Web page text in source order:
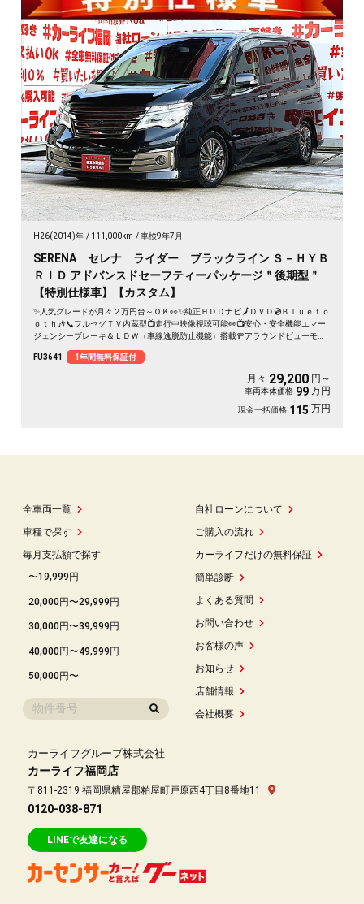
H26(2014)年 111,000km 車検9年7月
SERENA セレナ ライダー ブラックライン Ｓ－ＨＹＢ
ＲＩＤ アドバンスドセーフティーパッケージ＂後期型＂
【特別仕様車】【カスタム】
✨人気グレードが月々２万円台～ＯＫ👀✨純正ＨＤＤナビ🗾ＤＶＤ💿Ｂｌｕｅｔｏ
ｏｔｈ🎶📞フルセグＴＶ内蔵型📺走行中映像視聴可能👀📺安心・安全機能エマー
ジェンシーブレーキ＆ＬＤＷ（車線逸脱防止機能）搭載🚥アラウンドビューモニ
テリアをトータルコーディネートしたカスタムカー「ライダー」💎🌈🚗車検２年
FU3641 1年間無料保証付
月々 29,200 円～
車両本体価格 99 万円
現金一括価格 115 万円
全車両一覧
車種で探す
毎月支払額で探す
〜19,999円
20,000円〜29,999円
30,000円〜39,999円
40,000円〜49,999円
50,000円〜
自社ローンについて
ご購入の流れ
カーライフだけの無料保証
簡単診断
よくある質問
お問い合わせ
お客様の声
お知らせ
店舗情報
会社概要
カーライフグループ株式会社
カーライフ福岡店
〒811-2319 福岡県糟屋郡粕屋町戸原西4丁目8番地11
0120-038-871
LINEで友達になる